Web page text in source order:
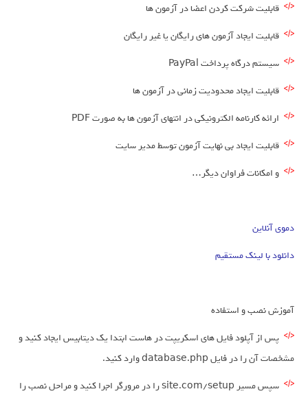
قابلیت شرکت کردن اعضا در آزمون ها
قابلیت ایجاد آزمون های رایگان یا غیر رایگان
سیستم درگاه پرداخت PayPal
قابلیت ایجاد محدودیت زمانی در آزمون ها
ارائه کارنامه الکترونیکی در انتهای آزمون ها به صورت PDF
قابلیت ایجاد بی نهایت آزمون توسط مدیر سایت
و امکانات فراوان دیگر…
دموی آنلاین
دانلود با لینک مستقیم
آموزش نصب و استفاده
پس از آپلود فایل های اسکریپت در هاست ابتدا یک دیتابیس ایجاد کنید و
مشخصات آن را در فایل database.php وارد کنید.
سپس مسیر site.com/setup را در مرورگر اجرا کنید و مراحل نصب را